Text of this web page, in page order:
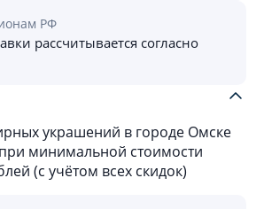
РФ
рассчитывается согласно
украшений в городе Омске
минимальной стоимости
(с учётом всех скидок)